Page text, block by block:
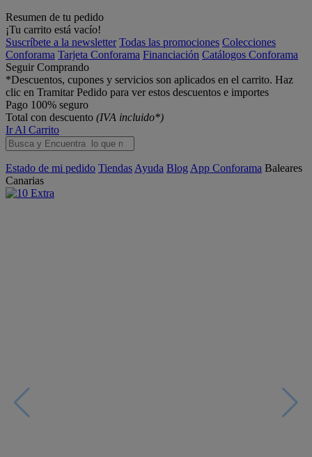
Resumen de tu pedido
¡Tu carrito está vacío!
Suscríbete a la newsletter Todas las promociones Colecciones
Conforama Tarjeta Conforama Financiación Catálogos Conforama
Seguir Comprando
*Descuentos, cupones y servicios son aplicados en el carrito. Haz
clic en Tramitar Pedido para ver estos descuentos e importes
Pago 100% seguro
Total con descuento (IVA incluido*)
Ir Al Carrito
Estado de mi pedido Tiendas Ayuda Blog App Conforama Baleares
Canarias